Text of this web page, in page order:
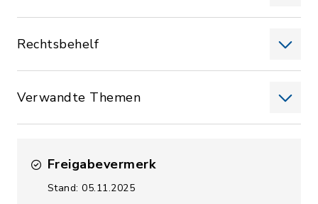
Rechtsbehelf
Verwandte Themen
Freigabevermerk
Stand: 05.11.2025